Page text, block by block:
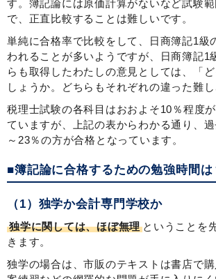
す。簿記論には原価計算がないなど試験
で、正直比較することは難しいです。
単純に合格率で比較をして、日商簿記1級
われることが多いようですが、日商簿記1
らも取得したわたしの意見としては、「
しょうか。どちらもそれぞれの違った難し
税理士試験の各科目はおおよそ10％程度
ていますが、上記の表からわかる通り、
～23％の方が合格となっています。
■簿記論に合格するための勉強時間は
（1）独学か会計専門学校か
独学に関しては、ほぼ無理 ということを
きます。
独学の場合は、市販のテキストは書店で